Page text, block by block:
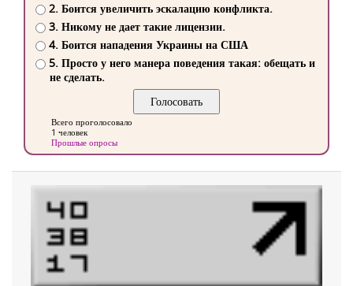
2. Боится увеличить эскалацию конфликта.
3. Никому не дает такие лицензии.
4. Боится нападения Украины на США
5. Просто у него манера поведения такая: обещать и
не сделать.
Всего проголосовало
1 человек
Прошлые опросы